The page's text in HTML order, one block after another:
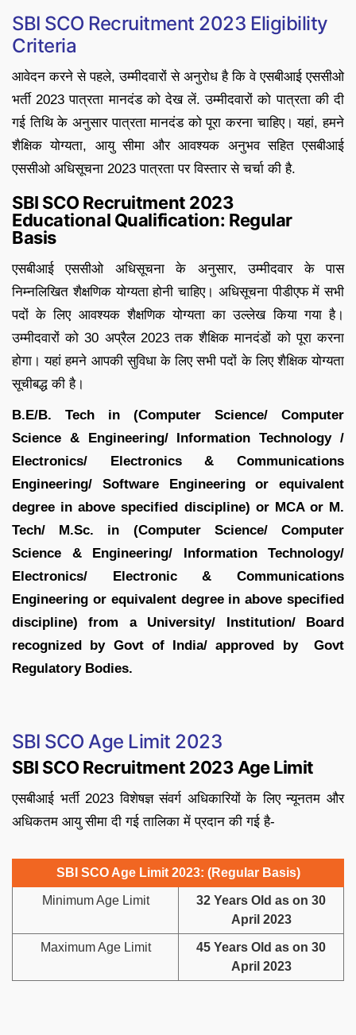
SBI SCO Recruitment 2023 Eligibility
Criteria
आवेदन करने से पहले, उम्मीदवारों से अनुरोध है कि वे एसबीआई एससीओ
भर्ती 2023 पात्रता मानदंड को देख लें. उम्मीदवारों को पात्रता की दी
गई तिथि के अनुसार पात्रता मानदंड को पूरा करना चाहिए। यहां, हमने
शैक्षिक योग्यता, आयु सीमा और आवश्यक अनुभव सहित एसबीआई
एससीओ अधिसूचना 2023 पात्रता पर विस्तार से चर्चा की है.
SBI SCO Recruitment 2023
Educational Qualification: Regular
Basis
एसबीआई एससीओ अधिसूचना के अनुसार, उम्मीदवार के पास
निम्नलिखित शैक्षणिक योग्यता होनी चाहिए। अधिसूचना पीडीएफ में सभी
पदों के लिए आवश्यक शैक्षणिक योग्यता का उल्लेख किया गया है।
उम्मीदवारों को 30 अप्रैल 2023 तक शैक्षिक मानदंडों को पूरा करना
होगा। यहां हमने आपकी सुविधा के लिए सभी पदों के लिए शैक्षिक योग्यता
सूचीबद्ध की है।
B.E/B. Tech in (Computer Science/ Computer
Science & Engineering/ Information Technology /
Electronics/ Electronics & Communications
Engineering/ Software Engineering or equivalent
degree in above specified discipline) or MCA or M.
Tech/ M.Sc. in (Computer Science/ Computer
Science & Engineering/ Information Technology/
Electronics/ Electronic & Communications
Engineering or equivalent degree in above specified
discipline) from a University/ Institution/ Board
recognized by Govt of India/ approved by Govt
Regulatory Bodies.
SBI SCO Age Limit 2023
SBI SCO Recruitment 2023 Age Limit
एसबीआई भर्ती 2023 विशेषज्ञ संवर्ग अधिकारियों के लिए न्यूनतम और
अधिकतम आयु सीमा दी गई तालिका में प्रदान की गई है-
SBI SCO Age Limit 2023: (Regular Basis)
Minimum Age Limit
32 Years Old as on 30
April 2023
Maximum Age Limit
45 Years Old as on 30
April 2023